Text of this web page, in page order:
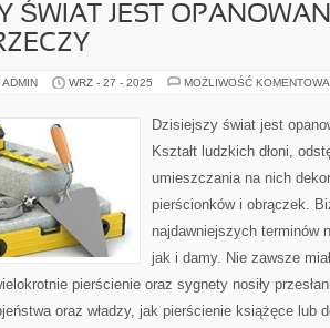
ŚWIAT JEST
WRZ - 27 - 2025 MOŻLIWOŚĆ
Dzisiejszy świat jest
Kształt ludzkich dłoni,
umieszczania na nich
pierścionków i obrączek.
najdawniejszych terminów
jak i damy. Nie zawsze
pierścienie oraz sygnety nosiły
oraz władzy, jak pierścienie książęce lub